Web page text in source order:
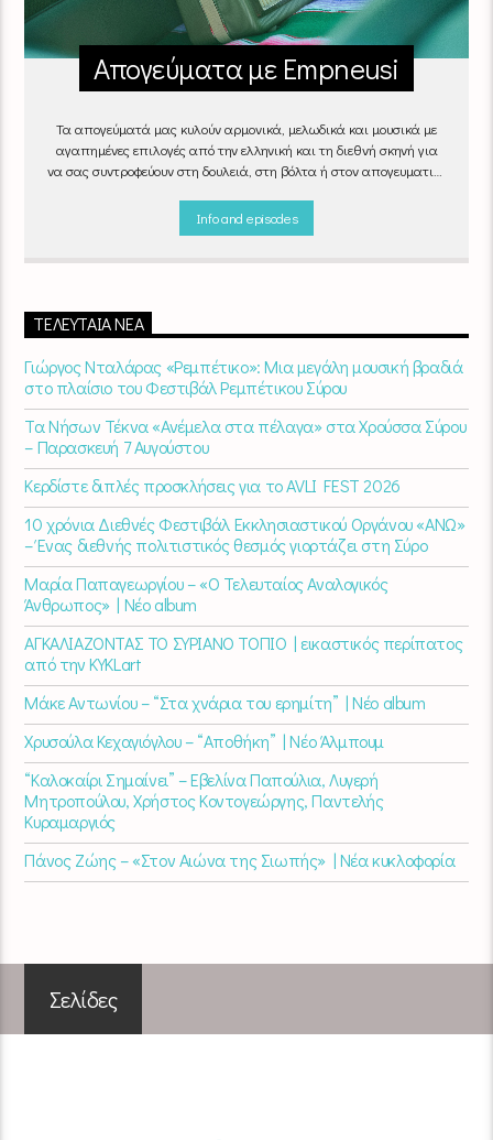
Απογεύματα με Empneusi
Τα απογεύματά μας κυλούν αρμονικά, μελωδικά και μουσικά με
αγαπημένες επιλογές από την ελληνική και τη διεθνή σκηνή για
να σας συντροφεύουν στη δουλειά, στη βόλτα ή στον απογευματινό
με Empneusi", Καθημερινά & Σαββατοκύριακα 17:00 – 20:00.
Info and episodes
ΤΕΛΕΥΤΑΊΑ ΝΈΑ
Γιώργος Νταλάρας «Ρεμπέτικο»: Μια μεγάλη μουσική βραδιά
στο πλαίσιο του Φεστιβάλ Ρεμπέτικου Σύρου
Τα Νήσων Τέκνα «Ανέμελα στα πέλαγα» στα Χρούσσα Σύρου
– Παρασκευή 7 Αυγούστου
Κερδίστε διπλές προσκλήσεις για το AVLI FEST 2026
10 χρόνια Διεθνές Φεστιβάλ Εκκλησιαστικού Οργάνου «ΑΝΩ»
– Ένας διεθνής πολιτιστικός θεσμός γιορτάζει στη Σύρο​
Μαρία Παπαγεωργίου – «Ο Τελευταίος Αναλογικός
Άνθρωπος» | Νέο album
ΑΓΚΑΛΙΑΖΟΝΤΑΣ ΤΟ ΣΥΡΙΑΝΟ ΤΟΠΙΟ | εικαστικός περίπατος
από την KYKLart
Μάκε Αντωνίου – “Στα χνάρια του ερημίτη” | Νέο album
Χρυσούλα Κεχαγιόγλου – “Αποθήκη” | Νέο Άλμπουμ
“Καλοκαίρι Σημαίνει” – Εβελίνα Παπούλια, Λυγερή
Μητροπούλου, Χρήστος Κοντογεώργης, Παντελής
Κυραμαργιός
Πάνος Ζώης – «Στον Αιώνα της Σιωπής» | Νέα κυκλοφορία
Σελίδες